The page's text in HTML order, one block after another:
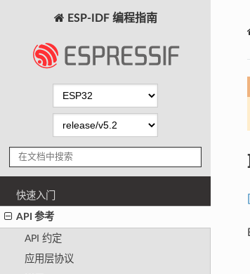
ESP-IDF 编程指南
快速入门
API 参考
API 约定
应用层协议